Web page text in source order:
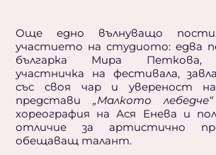
Още едно вълнуващо
участието на студиото: едва
българка Мира Петкова,
участничка на фестивала,
със своя чар и увереност
представи„Малкото лебедче“
хореография на Ася Енева и
отличие за артистично
обещаващ талант.